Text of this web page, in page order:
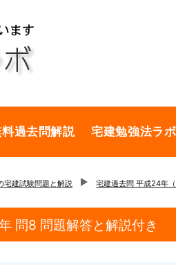
過去問解説 宅建勉強法ラ
建試験問題と解説 宅建過去問 平成24年
問8 問題解答と解説付き